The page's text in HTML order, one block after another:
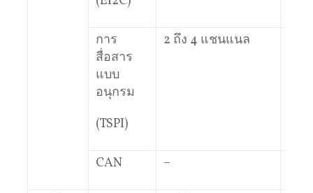
การ
สื่อสาร
แบบ
อนุกรม
(TSPI)
2 ถึง 4 แชนแนล
CAN –